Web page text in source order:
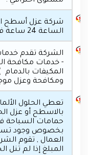
شركة عزل أسطح
الساعة 24 ساعة في اليوم وسبعة أيام في الأسبوع .
الشركة تقدم
- خدمات مكافحة
المكيفات
ومكافحة وعزل
تعطي الحلول
بالاسطح أو عزل
حمامات السباحة
بخصوص وجود
العمال , تقوم
المبلغ إذا لم تنل